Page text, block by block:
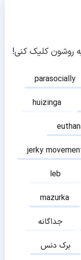
روشون کلیک کنی!
parasocially
huizinga
jerky
leb
mazurka
جداگانه
برک دنس